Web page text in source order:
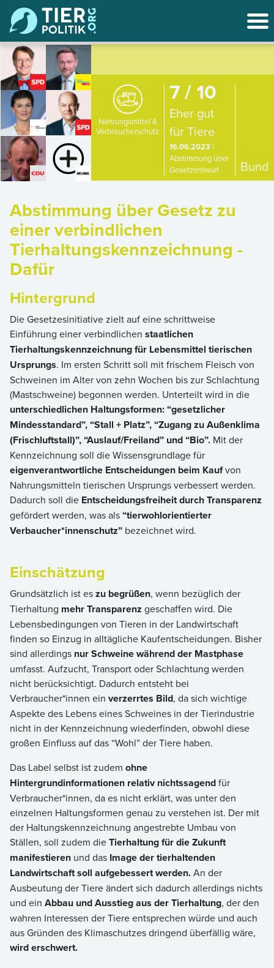
Nahrungsmittel &
Verbraucherschutz
7 / 10
Eher gut
für Tiere
16.06.2023 |
Abstimmung über
Gesetzentwurf
Bund
Abstimmung über Gesetz zu
einer verbindlichen
Tierhaltungskennzeichnung -
Dafür
Hintergrund
Die Gesetzesinitiative zielt auf eine schrittweise
Einführung einer verbindlichen staatlichen
Tierhaltungskennzeichnung für Lebensmittel tierischen
Ursprungs. Im ersten Schritt soll mit frischem Fleisch von
Schweinen im Alter von zehn Wochen bis zur Schlachtung
(Mastschweine) begonnen werden. Unterteilt wird in die
unterschiedlichen Haltungsformen: “gesetzlicher
Mindesstandard”, “Stall + Platz”, “Zugang zu Außenklima
(Frischluftstall)”, “Auslauf/Freiland” und “Bio”. Mit der
Kennzeichnung soll die Wissensgrundlage für
eigenverantwortliche Entscheidungen beim Kaufvon
Nahrungsmitteln tierischen Ursprungs verbessert werden.
Dadurch soll die Entscheidungsfreiheit durch Transparenz
gefördert werden, was als“tierwohlorientierter
Verbaucher*innenschutz” bezeichnet wird.
Einschätzung
Grundsätzlich ist eszu begrüßen, wenn bezüglich der
Tierhaltung mehr Transparenz geschaffen wird. Die
Lebensbedingungen von Tieren in der Landwirtschaft
finden so Einzug in alltägliche Kaufentscheidungen. Bisher
sind allerdings nur Schweine während der Mastphase
umfasst. Aufzucht, Transport oder Schlachtung werden
nicht berücksichtigt. Dadurch entsteht bei
Verbraucher*innen ein verzerrtes Bild, da sich wichtige
Aspekte des Lebens eines Schweines in der Tierindustrie
nicht in der Kennzeichnung wiederfinden, obwohl diese
großen Einfluss auf das “Wohl” der Tiere haben.
Das Label selbst ist zudem ohne
Hintergrundinformationen relativ nichtssagendfür
Verbraucher*innen, da es nicht erklärt, was unter den
einzelnen Haltungsformen genau zu verstehen ist. Der mit
der Haltungskennzeichnung angestrebte Umbau von
Ställen, soll zudem dieTierhaltung für die Zukunft
manifestieren und das Image der tierhaltenden
Landwirtschaft soll aufgebessert werden.An der
Ausbeutung der Tiere ändert sich dadurch allerdings nichts
und ein Abbau und Ausstieg aus der Tierhaltung, der den
wahren Interessen der Tiere entsprechen würde und auch
aus Gründen des Klimaschutzes dringend überfällig wäre,
wird erschwert.